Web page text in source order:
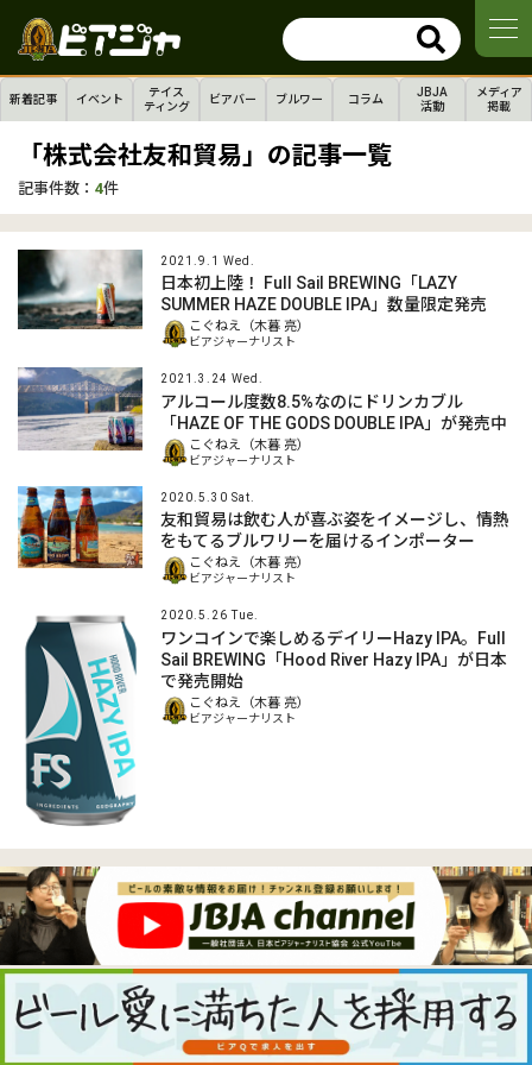
新着記事 イベント
テイス
ティング
ビアバー ブルワー コラム
JBJA
活動
メディア
掲載
「株式会社友和貿易」の記事一覧
記事件数： 4件
2021.9.1 Wed.
日本初上陸！ Full Sail BREWING「LAZY
SUMMER HAZE DOUBLE IPA」数量限定発売
こぐねえ（木暮 亮）
ビアジャーナリスト
2021.3.24 Wed.
アルコール度数8.5%なのにドリンカブル
「HAZE OF THE GODS DOUBLE IPA」が発売中
こぐねえ（木暮 亮）
ビアジャーナリスト
2020.5.30 Sat.
友和貿易は飲む人が喜ぶ姿をイメージし、情熱
をもてるブルワリーを届けるインポーター
こぐねえ（木暮 亮）
ビアジャーナリスト
2020.5.26 Tue.
ワンコインで楽しめるデイリーHazy IPA。Full
Sail BREWING「Hood River Hazy IPA」が日本
で発売開始
こぐねえ（木暮 亮）
ビアジャーナリスト